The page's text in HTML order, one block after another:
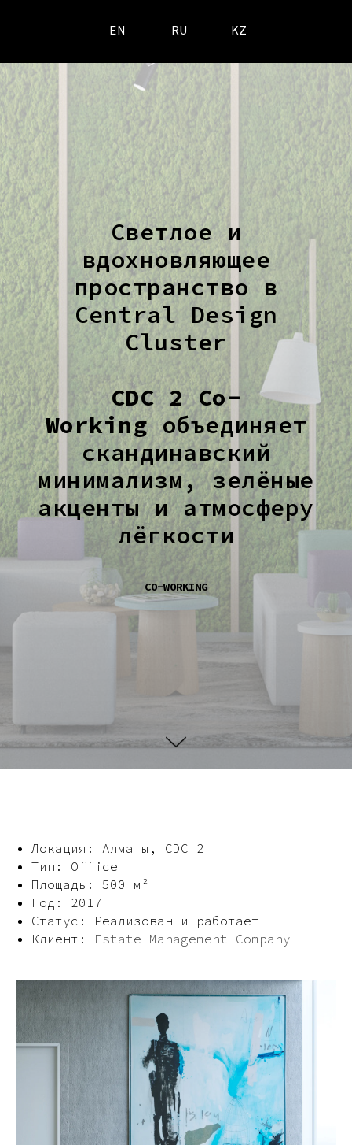
KZ
RU
EN
Светлое и
вдохновляющее
пространство в
Central Design
Cluster
CDC 2 Co-
Workingобъединяет
скандинавский
минимализм, зелёные
акценты и атмосферу
лёгкости
CO-WORKING
Локация: Алматы, CDC 2
Тип: Office
Площадь: 500 м²
Год: 2017
Статус: Реализован и работает
Клиент: Estate Management Company